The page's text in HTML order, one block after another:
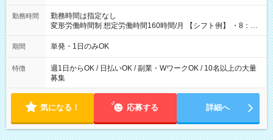
勤務時間
勤務時間は指定なし
変形労働時間制 想定労働時間160時間/月 【シフト例】 ・8：00
～21：00
期間 単発・1日のみOK
特徴
週1日からOK / 日払いOK / 副業・WワークOK / 10名以上の大量
募集
気になる！ 応募する 詳細へ